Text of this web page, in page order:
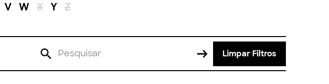
V W X Y Z
Limpar Filtros